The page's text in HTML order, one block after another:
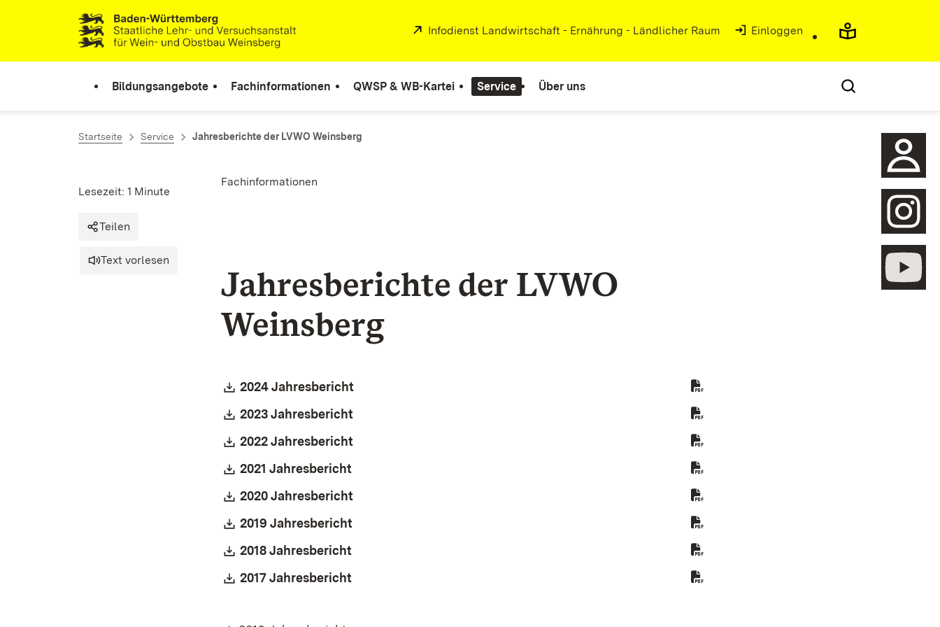
Zum Inhalt springen
Link zur Startseite
Extern:
Infodienst Landwirtschaft - Ernährung - Ländlicher Raum Einloggen
Bildungsangebote Fachinformationen QWSP & WB-Kartei Service Über uns
öffnen
Startseite Service Jahresberichte der LVWO Weinsberg
Fachinformationen
Lesezeit: 1 Minute
Teilen
Text vorlesen
Jahresberichte der LVWO
Weinsberg
Download:
2024 Jahresbericht
Download:
2023 Jahresbericht
Download:
2022 Jahresbericht
Download:
2021 Jahresbericht
Download:
2020 Jahresbericht
Download:
2019 Jahresbericht
Download:
2018 Jahresbericht
Download:
2017 Jahresbericht